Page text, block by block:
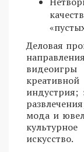
Деловая
мода и
искусство.